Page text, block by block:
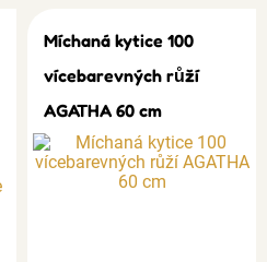
Míchaná kytice 100
vícebarevných růží
AGATHA 60 cm